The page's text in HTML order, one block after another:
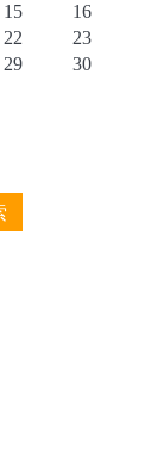
15
16
22
23
29
30